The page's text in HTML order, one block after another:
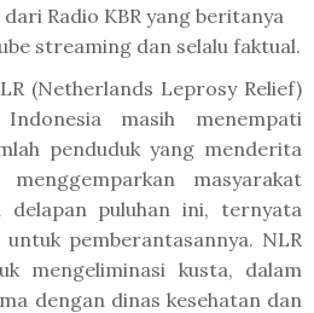
Radio KBR yang beritanya
streaming dan selalu faktual.
(Netherlands Leprosy Relief)
masih menempati
penduduk yang menderita
masyarakat
delapan puluhan ini, ternyata
pemberantasannya. NLR
mengeliminasi kusta, dalam
dengan dinas kesehatan dan